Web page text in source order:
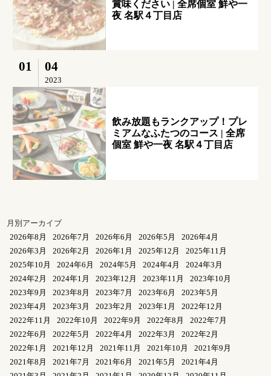
賞味ください | 全席個室 鮮や一
夜 名駅４丁目店
01 04
2023
飲み放題もランクアップ！プレ
ミアムなふたつのコース | 全席
個室 鮮や一夜 名駅４丁目店
月別アーカイブ
2026年8月
2026年7月 2026年6月 2026年5月
2026年4月
2026年3月
2026年2月 2026年1月 2025年12月
2025年11月
2025年10月
2024年6月 2024年5月 2024年4月
2024年3月
2024年2月
2024年1月 2023年12月 2023年11月
2023年10月
2023年9月
2023年8月 2023年7月 2023年6月
2023年5月
2023年4月
2023年3月 2023年2月 2023年1月
2022年12月
2022年11月
2022年10月 2022年9月 2022年8月
2022年7月
2022年6月
2022年5月 2022年4月 2022年3月
2022年2月
2022年1月
2021年12月 2021年11月 2021年10月
2021年9月
2021年8月
2021年7月 2021年6月 2021年5月
2021年4月